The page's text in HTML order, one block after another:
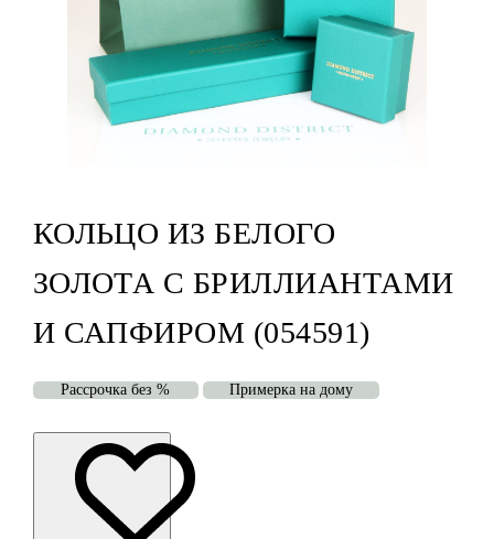
КОЛЬЦО ИЗ БЕЛОГО
ЗОЛОТА С БРИЛЛИАНТАМИ
И САПФИРОМ (054591)
Рассрочка без % Примерка на дому